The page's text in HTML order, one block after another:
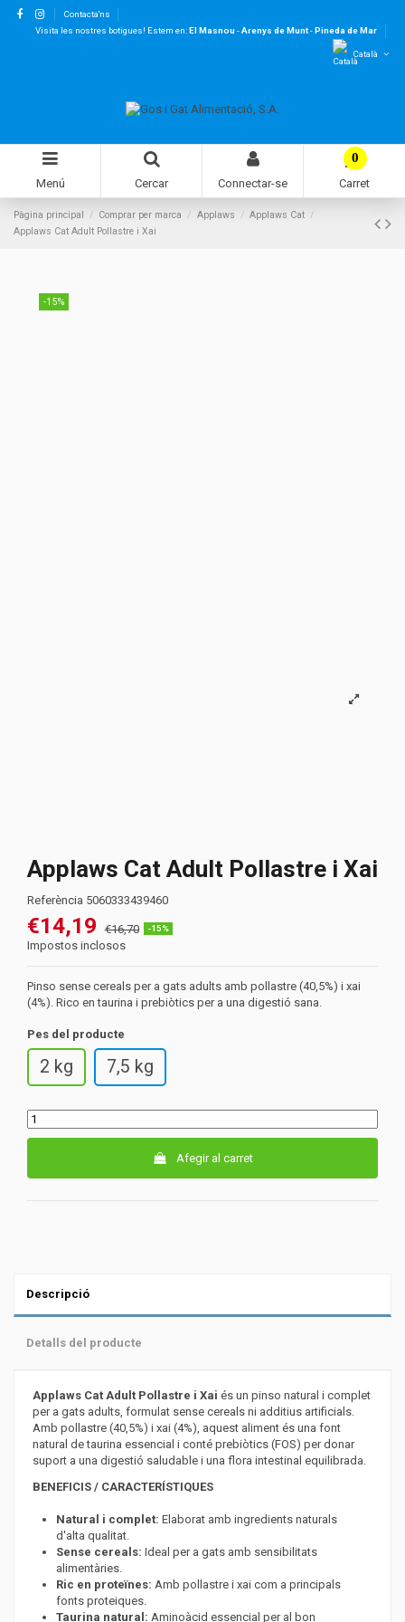
Contacta'ns
Visita les nostres botigues! Estem en:El Masnou-Arenys de Munt-Pineda de Mar
Català
Menú Cercar Connectar-se
0
Carret
Pàgina principal Comprar per marca Applaws
Applaws Cat
Applaws Cat Adult Pollastre i Xai
-15%
Applaws Cat Adult Pollastre i Xai
Referència 5060333439460
€14,19 €16,70 -15%
Impostos inclosos
Pinso sense cereals per a gats adults amb pollastre (40,5%) i xai
(4%). Rico en taurina i prebiòtics per a una digestió sana.
Pes del producte
2 kg 7,5 kg
Afegir al carret
Descripció
Detalls del producte
Applaws Cat Adult Pollastre i Xai és un pinso natural i complet
per a gats adults, formulat sense cereals ni additius artificials.
Amb pollastre (40,5%) i xai (4%), aquest aliment és una font
natural de taurina essencial i conté prebiòtics (FOS) per donar
suport a una digestió saludable i una flora intestinal equilibrada.
BENEFICIS / CARACTERÍSTIQUES
Natural i complet: Elaborat amb ingredients naturals
d'alta qualitat.
Sense cereals: Ideal per a gats amb sensibilitats
alimentàries.
Ric en proteïnes: Amb pollastre i xai com a principals
fonts proteiques.
Taurina natural: Aminoàcid essencial per al bon